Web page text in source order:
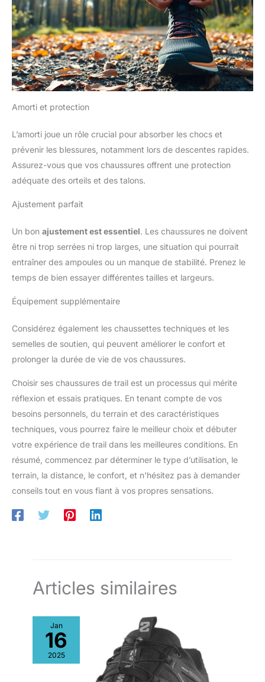
Amorti et protection
L’amorti joue un rôle crucial pour absorber les chocs et
prévenir les blessures, notamment lors de descentes rapides.
Assurez-vous que vos chaussures offrent une protection
adéquate des orteils et des talons.
Ajustement parfait
Un bon ajustement est essentiel. Les chaussures ne doivent
être ni trop serrées ni trop larges, une situation qui pourrait
entraîner des ampoules ou un manque de stabilité. Prenez le
temps de bien essayer différentes tailles et largeurs.
Équipement supplémentaire
Considérez également les chaussettes techniques et les
semelles de soutien, qui peuvent améliorer le confort et
prolonger la durée de vie de vos chaussures.
Choisir ses chaussures de trail est un processus qui mérite
réflexion et essais pratiques. En tenant compte de vos
besoins personnels, du terrain et des caractéristiques
techniques, vous pourrez faire le meilleur choix et débuter
votre expérience de trail dans les meilleures conditions. En
résumé, commencez par déterminer le type d’utilisation, le
terrain, la distance, le confort, et n’hésitez pas à demander
conseils tout en vous fiant à vos propres sensations.
Articles similaires
Jan
16
2025